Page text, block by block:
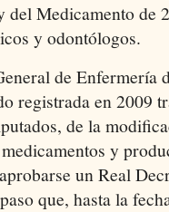
del Medicamento de
y odontólogos.
de Enfermería
registrada en 2009
de la
y
un Real
que, hasta la